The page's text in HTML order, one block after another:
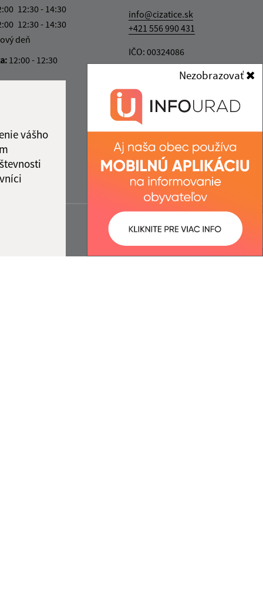
vášho
Nezobrazovať
12:30 - 14:30
12:30 - 14:30
deň
12:00 - 12:30
info@cizatice.sk
+421 556 990 431
IČO: 00324086